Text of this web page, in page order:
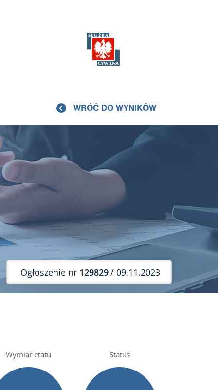
WRÓĆ DO WYNIKÓW
Ogłoszenie nr 129829/ 09.11.2023
Wymiar etatu Status